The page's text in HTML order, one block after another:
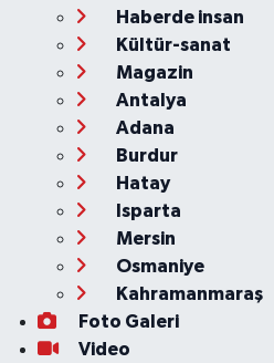
Haberde insan
Kültür-sanat
Magazin
Antalya
Adana
Burdur
Hatay
Isparta
Mersin
Osmaniye
Kahramanmaraş
Foto Galeri
Video